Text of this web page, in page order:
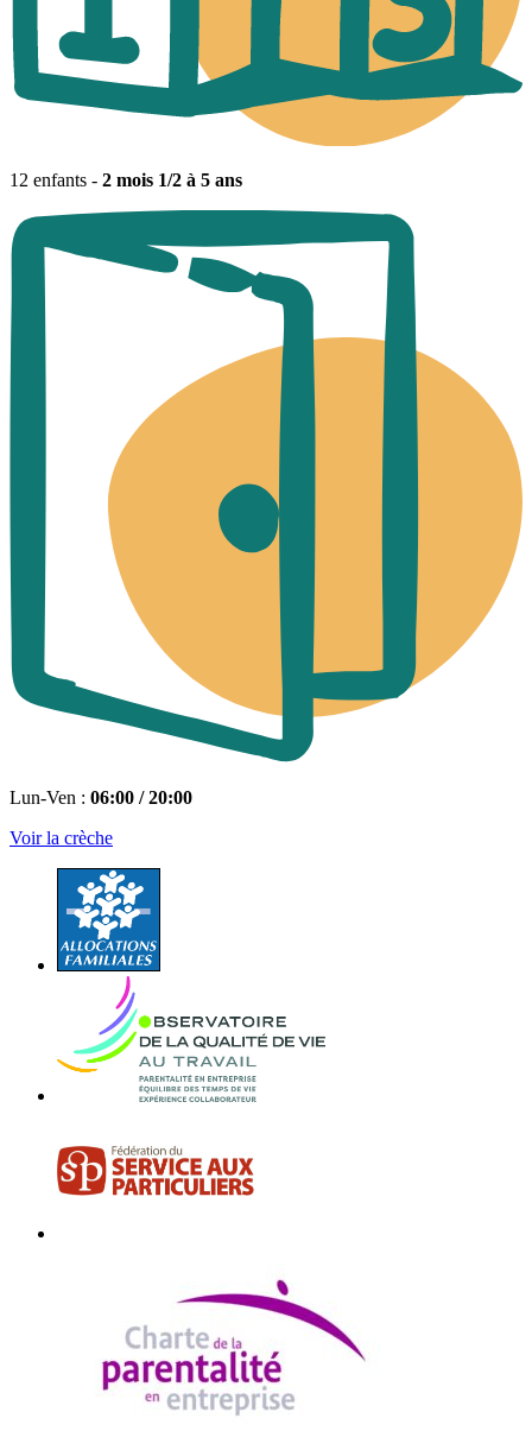
12 enfants - 2 mois 1/2 à 5 ans
Lun-Ven : 06:00 / 20:00
Voir la crèche